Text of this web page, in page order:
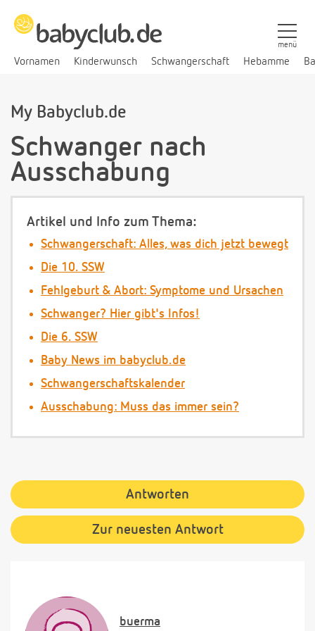
Vornamen Kinderwunsch Schwangerschaft Hebamme
menü
My Babyclub.de
Schwanger nach
Ausschabung
Artikel und Info zum Thema:
Schwangerschaft: Alles, was dich jetzt bewegt
Die 10. SSW
Fehlgeburt & Abort: Symptome und Ursachen
Schwanger? Hier gibt's Infos!
Die 6. SSW
Baby News im babyclub.de
Schwangerschaftskalender
Ausschabung: Muss das immer sein?
Antworten
Zur neuesten Antwort
buerma